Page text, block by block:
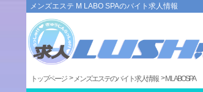
メンズエステ M LABO SPAのバイト求人情報
トップページ メンズエステ のバイト求人情報 M LABO SPA